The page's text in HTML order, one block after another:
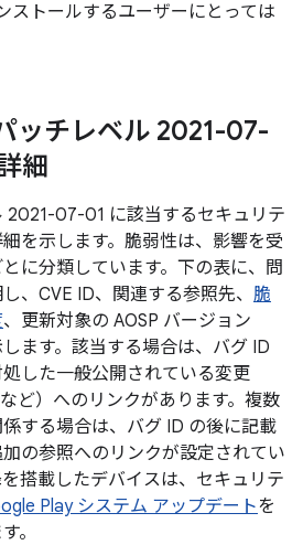
ストールするユーザーにとっては
ッチレベル 2021-07-
細
2021-07-01 に該当するセキュリテ
を示します。脆弱性は、影響を受
に分類しています。下の表に、問
、CVE ID、関連する参照先、 脆
、更新対象の AOSP バージョン
します。該当する場合は、バグ ID
した一般公開されている変更
など）へのリンクがあります。複数
する場合は、バグ ID の後に記載
の参照へのリンクが設定されてい
搭載したデバイスは、セキュリテ
Play システム アップデートを
。